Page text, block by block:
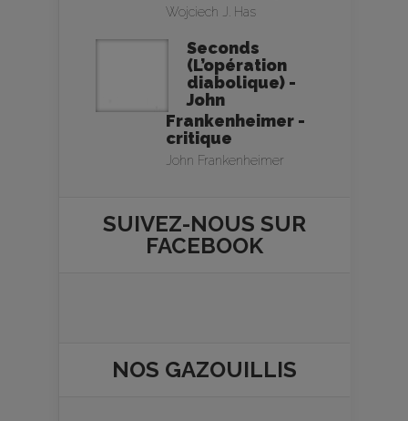
Wojciech J. Has
Seconds
(L’opération
diabolique) -
John
Frankenheimer -
critique
John Frankenheimer
SUIVEZ-NOUS SUR
FACEBOOK
NOS GAZOUILLIS